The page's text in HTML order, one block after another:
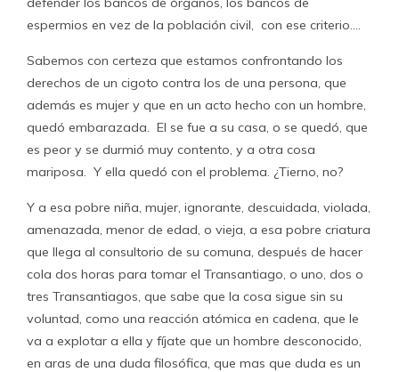
espermios en vez de la población civil, con ese criterio….
Sabemos con certeza que estamos confrontando los
derechos de un cigoto contra los de una persona, que
además es mujer y que en un acto hecho con un hombre,
quedó embarazada. El se fue a su casa, o se quedó, que
es peor y se durmió muy contento, y a otra cosa
mariposa. Y ella quedó con el problema. ¿Tierno, no?
Y a esa pobre niña, mujer, ignorante, descuidada, violada,
amenazada, menor de edad, o vieja, a esa pobre criatura
que llega al consultorio de su comuna, después de hacer
cola dos horas para tomar el Transantiago, o uno, dos o
tres Transantiagos, que sabe que la cosa sigue sin su
voluntad, como una reacción atómica en cadena, que le
va a explotar a ella y fíjate que un hombre desconocido,
en aras de una duda filosófica, que mas que duda es un